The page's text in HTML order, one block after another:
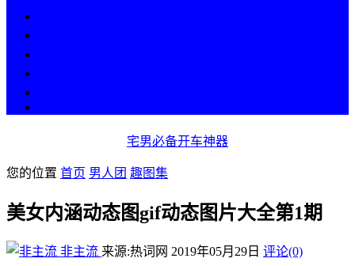
宅男必备开车神器
您的位置 首页 男人团 趣图集
美女内涵动态图gif动态图片大全第1期
非主流 来源:热词网 2019年05月29日 评论(0)